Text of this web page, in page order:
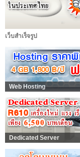
เว็บสำเร็จรูป
Web Hosting
Dedicated Server